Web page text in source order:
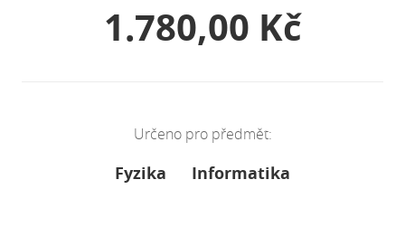
1.780,00 Kč
Určeno pro předmět:
Fyzika Informatika